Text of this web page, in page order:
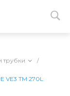
трубки
/
VE3 TM 270L